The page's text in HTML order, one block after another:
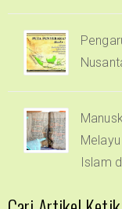
Islam